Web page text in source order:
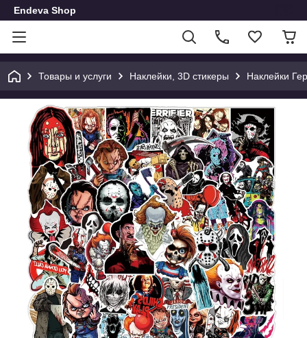
Endeva Shop
Товары и услуги Наклейки, 3D стикеры Наклейки